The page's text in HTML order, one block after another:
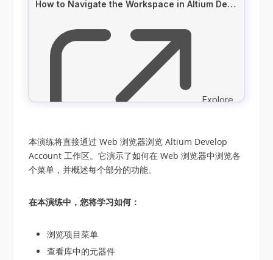
本演练将直接通过 Web 浏览器浏览 Altium Develop
Account 工作区。它演示了如何在 Web 浏览器中浏览各
个菜单，并概述每个部分的功能。
在本演练中，您将学习如何：
浏览项目菜单
查看库中的元器件